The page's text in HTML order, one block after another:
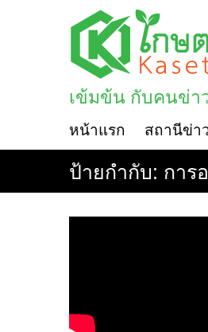
เข้มข้น กับคนข่า
หน้าแรก สถานีข่า
ป้ายกำกับ: การ